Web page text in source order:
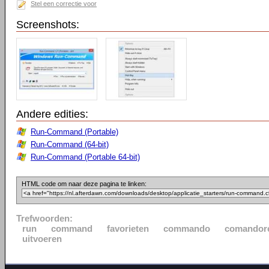
Stel een correctie voor
Screenshots:
Andere edities:
Run-Command (Portable)
Run-Command (64-bit)
Run-Command (Portable 64-bit)
HTML code om naar deze pagina te linken:
Trefwoorden:
run
command favorieten commando
uitvoeren